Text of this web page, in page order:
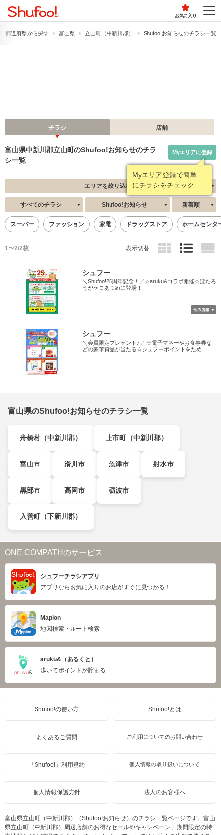
お気に入り
都道府県から探す 富山県 立山町（中新川郡） Shufoo!お知らせのチラシ一覧
チラシ 店舗
富山県中新川郡立山町のShufoo!お知らせのチラ
シ一覧
Myエリア登録で簡単
にチラシをチェック
Myエリアに登録
エリアを絞り込む
すべてのチラシ Shufoo!お知らせ 新着順
スーパー ファッション 家電 ドラッグストア ホームセンタ
1〜2/2枚 表示切替
シュフー
＼Shufoo!25周年記念！／☆aruku&コラボ開催☆ぽたろ
うがケロあつめに登場！
シュフー
＼会員限定プレゼント♪／ ☆電子マネーやお食事券な
どの豪華賞品が当たる☆シュフーポイントをため...
富山県のShufoo!お知らせのチラシ一覧
舟橋村（中新川郡） 上市町（中新川郡）
富山市 滑川市 魚津市 射水市
黒部市 高岡市 砺波市
入善町（下新川郡）
ONE COMPATHのサービス
シュフーチラシアプリ
アプリならお気に入りのお店がすぐに見つかる！
Mapion
地図検索・ルート検索
aruku&（あるくと）
歩いてポイントが貯まる
Shufoo!の使い方 Shufoo!とは
よくあるご質問 ご利用についてのお問い合わせ
「Shufoo!」利用規約 個人情報の取り扱いについて
個人情報保護方針 法人のお客様へ
富山県立山町（中新川郡）（Shufoo!お知らせ）のチラシ一覧ページです。富山
県立山町（中新川郡）周辺店舗のお得なセールやキャンペーン、期間限定の特